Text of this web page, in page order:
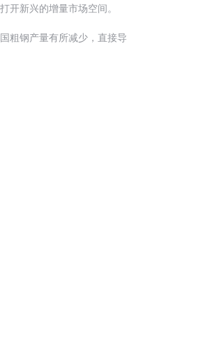
开新兴的增量市场空间。
粗钢产量有所减少，直接导